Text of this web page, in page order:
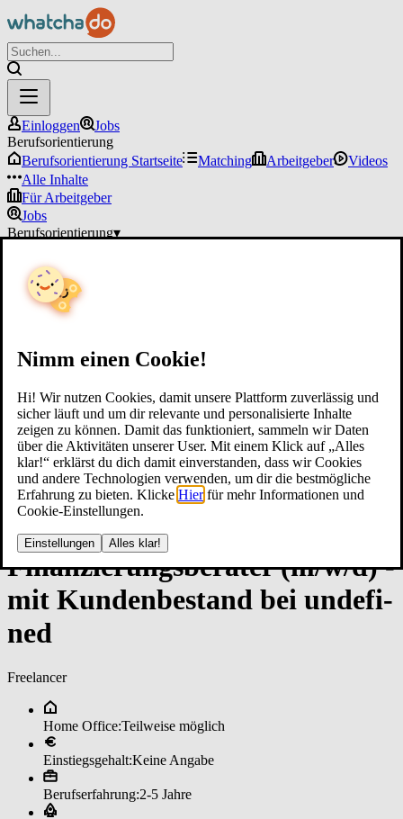
Nimm einen Cookie!
Hi! Wir nutzen Cookies, damit unsere Plattform zuverlässig und
sicher läuft und um dir relevante und personalisierte Inhalte
zeigen zu können. Damit das funktioniert, sammeln wir Daten
über die Aktivitäten unserer User. Mit einem Klick auf „Alles
klar!“ erklärst du dich damit einverstanden, dass wir Cookies
und andere Technologien verwenden, um dir die bestmögliche
Erfahrung zu bieten. Klicke Hier für mehr Informationen und
Cookie-Einstellungen.
Einstellungen Alles klar!
Einloggen
Jobs
Berufsorientierung
Berufsorientierung Startseite
Matching Arbeitgeber
Videos
Alle Inhalte
Für Arbeitgeber
Jobs
Berufsorientierung▾
Fi­nan­zie­rungs­be­ra­ter (m/w/d) ­
mit Kun­den­be­stan­d bei un­de­fi­
ned
Freelancer
Home Office:Teilweise möglich
Einstiegsgehalt:Keine Angabe
Berufserfahrung:2-5 Jahre